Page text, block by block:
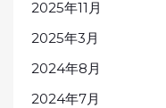
2025年11月
2025年3月
2024年8月
2024年7月